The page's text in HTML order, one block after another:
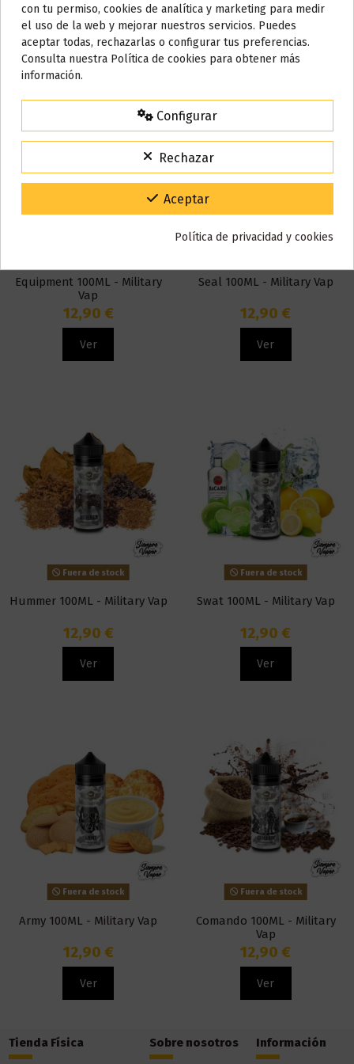
Ver Ver
Equipment 100ML - Military
Vap
12,90 €
Ver
Seal 100ML - Military Vap
12,90 €
Ver
Fuera de stock
Hummer 100ML - Military Vap
12,90 €
Ver
Fuera de stock
Swat 100ML - Military Vap
12,90 €
Ver
Fuera de stock
Army 100ML - Military Vap
12,90 €
Ver
Fuera de stock
Comando 100ML - Military
Vap
12,90 €
Ver
Tienda Física Sobre nosotros Información
AVISO IMPORTANTE
Nos tomamos unos días
15% de descuento
Código:VACACIONES15
Gracias por tu paciencia y por seguir confiando en nosotros.
con tu permiso, cookies de analítica y marketing para medir
el uso de la web y mejorar nuestros servicios. Puedes
aceptar todas, rechazarlas o configurar tus preferencias.
Consulta nuestra Política de cookies para obtener más
información.
Configurar
Rechazar
Aceptar
Política de privacidad y cookies